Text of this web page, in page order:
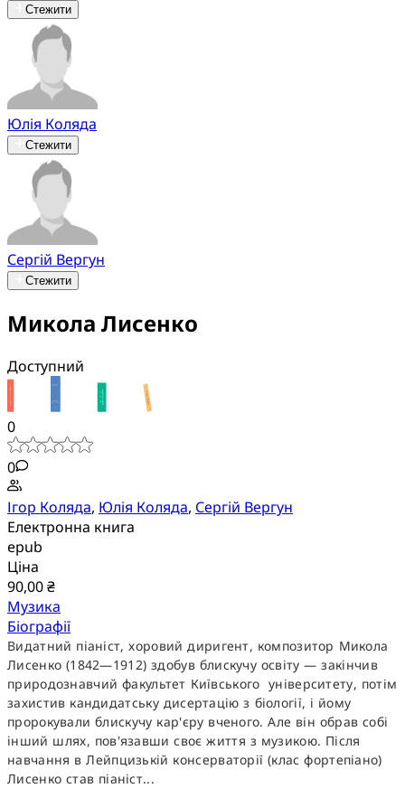
Стежити
Юлія Коляда
Стежити
Сергій Вергун
Стежити
Микола Лисенко
Доступний
0
0
Ігор Коляда, Юлія Коляда, Сергій Вергун
Електронна книга
epub
Ціна
90,00 ₴
Музика
Біографії
Видатний піаніст, хоровий диригент, композитор Микола
Лисенко (1842—1912) здобув блискучу освіту — закінчив
природознавчий факультет Київського університету, потім
захистив кандидатську дисертацію з біології, і йому
пророкували блискучу кар'єру вченого. Але він обрав собі
інший шлях, пов'язавши своє життя з музикою. Після
навчання в Лейпцизькій консерваторії (клас фортепіано)
Лисенко став піаніст...